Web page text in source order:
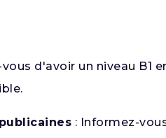
vous d'avoir un niveau B1
: Informez-